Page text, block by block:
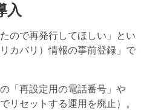
入
ので再発行してほしい」とい
カバリ）情報の事前登録 」で
「再設定用の電話番号」や
リセットする運用を廃止）。